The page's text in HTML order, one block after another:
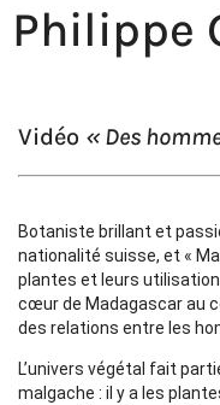
Philippe
Vidéo « Des
Botaniste brillant et
nationalité suisse, et «
plantes et leurs
cœur de Madagascar au
des relations entre les
L’univers végétal fait
malgache : il y a les